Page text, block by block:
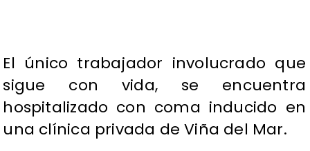
El único trabajador involucrado que
sigue con vida, se encuentra
hospitalizado con coma inducido en
una clínica privada de Viña del Mar.